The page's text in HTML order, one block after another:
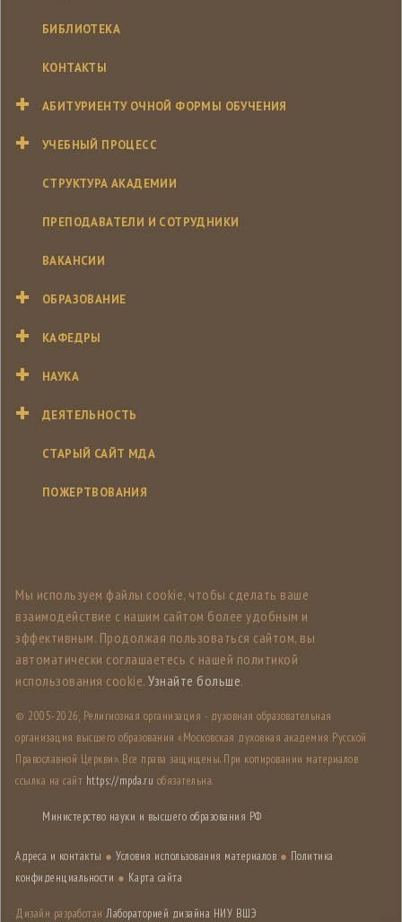
БИБЛИОТЕКА
КОНТАКТЫ
АБИТУРИЕНТУ ОЧНОЙ ФОРМЫ ОБУЧЕНИЯ
УЧЕБНЫЙ ПРОЦЕСС
СТРУКТУРА АКАДЕМИИ
ПРЕПОДАВАТЕЛИ И СОТРУДНИКИ
ВАКАНСИИ
ОБРАЗОВАНИЕ
КАФЕДРЫ
НАУКА
ДЕЯТЕЛЬНОСТЬ
СТАРЫЙ САЙТ МДА
ПОЖЕРТВОВАНИЯ
Мы используем файлы cookie, чтобы сделать ваше
взаимодействие с нашим сайтом более удобным и
эффективным. Продолжая пользоваться сайтом, вы
автоматически соглашаетесь с нашей политикой
использования cookie. Узнайте больше.
© 2005-2026, Религиозная организация - духовная образовательная
организация высшего образования «Московская духовная академия Русской
Православной Церкви». Все права защищены. При копировании материалов
ссылка на сайт https://mpda.ru обязательна.
Министерство науки и высшего образования РФ
Адреса и контакты ● Условия использования материалов ● Политика
конфиденциальности ● Карта сайта
Дизайн разработан Лабораторией дизайна НИУ ВШЭ